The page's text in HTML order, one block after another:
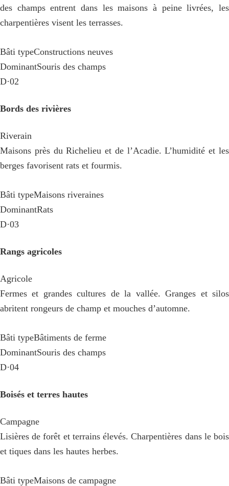
des champs entrent dans les maisons à peine livrées, les
charpentières visent les terrasses.
Bâti typeConstructions neuves
DominantSouris des champs
D·02
Bords des rivières
Riverain
Maisons près du Richelieu et de l’Acadie. L’humidité et les
berges favorisent rats et fourmis.
Bâti typeMaisons riveraines
DominantRats
D·03
Rangs agricoles
Agricole
Fermes et grandes cultures de la vallée. Granges et silos
abritent rongeurs de champ et mouches d’automne.
Bâti typeBâtiments de ferme
DominantSouris des champs
D·04
Boisés et terres hautes
Campagne
Lisières de forêt et terrains élevés. Charpentières dans le bois
et tiques dans les hautes herbes.
Bâti typeMaisons de campagne